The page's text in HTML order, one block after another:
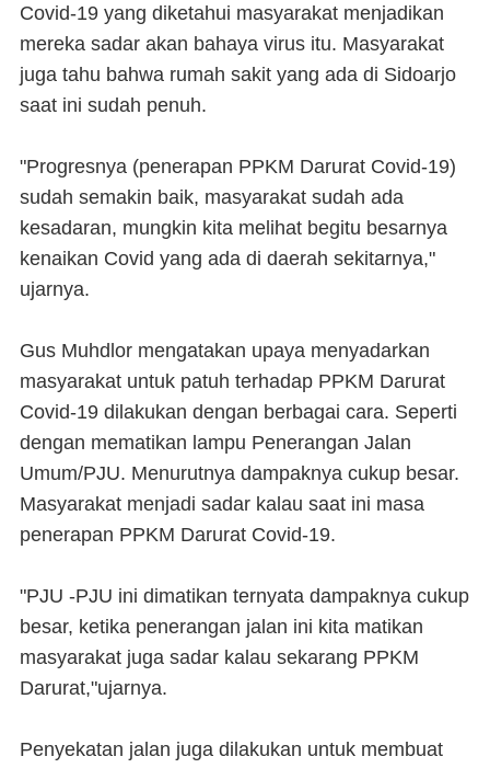
Covid-19 yang diketahui masyarakat menjadikan
mereka sadar akan bahaya virus itu. Masyarakat
juga tahu bahwa rumah sakit yang ada di Sidoarjo
saat ini sudah penuh.
"Progresnya (penerapan PPKM Darurat Covid-19)
sudah semakin baik, masyarakat sudah ada
kesadaran, mungkin kita melihat begitu besarnya
kenaikan Covid yang ada di daerah sekitarnya,"
ujarnya.
Gus Muhdlor mengatakan upaya menyadarkan
masyarakat untuk patuh terhadap PPKM Darurat
Covid-19 dilakukan dengan berbagai cara. Seperti
dengan mematikan lampu Penerangan Jalan
Umum/PJU. Menurutnya dampaknya cukup besar.
Masyarakat menjadi sadar kalau saat ini masa
penerapan PPKM Darurat Covid-19.
"PJU -PJU ini dimatikan ternyata dampaknya cukup
besar, ketika penerangan jalan ini kita matikan
masyarakat juga sadar kalau sekarang PPKM
Darurat,"ujarnya.
Penyekatan jalan juga dilakukan untuk membuat